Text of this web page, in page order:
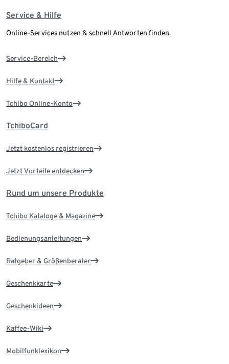
Service & Hilfe
Online-Services nutzen & schnell Antworten finden.
Service-Bereich
Hilfe & Kontakt
Tchibo Online-Konto
TchiboCard
Jetzt kostenlos registrieren
Jetzt Vorteile entdecken
Rund um unsere Produkte
Tchibo Kataloge & Magazine
Bedienungsanleitungen
Ratgeber & Größenberater
Geschenkkarte
Geschenkideen
Kaffee-Wiki
Mobilfunklexikon